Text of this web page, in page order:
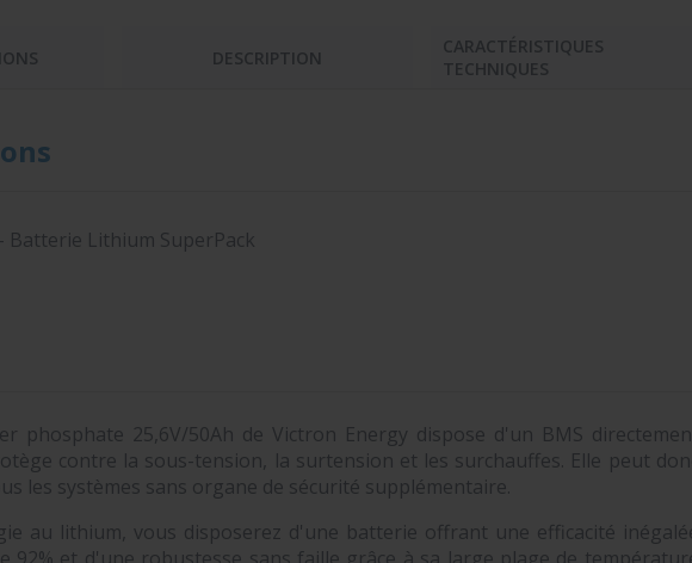
DESCRIPTION
CARACTÉRISTIQUES
TECHNIQUES
Batterie Lithium SuperPack
phosphate 25,6V/50Ah de Victron Energy dispose d'un BMS
contre la sous-tension, la surtension et les surchauffes. Elle peut
les systèmes sans organe de sécurité supplémentaire.
au lithium, vous disposerez d'une batterie offrant une efficacité